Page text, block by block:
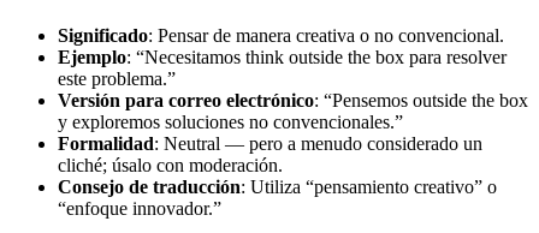
Significado: Pensar de manera creativa o no convencional.
Ejemplo: “Necesitamos think outside the box para resolver
este problema.”
Versión para correo electrónico: “Pensemos outside the box
y exploremos soluciones no convencionales.”
Formalidad: Neutral — pero a menudo considerado un
cliché; úsalo con moderación.
Consejo de traducción: Utiliza “pensamiento creativo” o
“enfoque innovador.”